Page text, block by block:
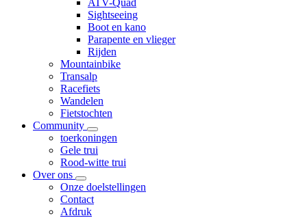
Sightseeing
Boot en kano
Parapente en vlieger
Rijden
Mountainbike
Transalp
Racefiets
Wandelen
Fietstochten
Community
toerkoningen
Gele trui
Rood-witte trui
Over ons
Onze doelstellingen
Contact
Afdruk